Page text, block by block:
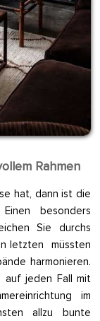
Rahmen
hat, dann ist die
besonders
Sie durchs
letzten müssten
harmonieren.
auf jeden Fall mit
im
allzu bunte